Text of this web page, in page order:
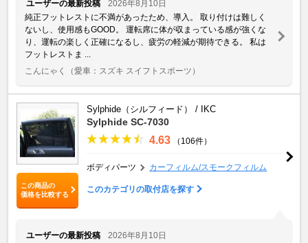
ユーザーの最新投稿
2026年8月10日
純正フットレストに不満があったため、導入。 取り付けは難しく
ないし、使用感もGOOD。 運転席に体が収まっている感が強くな
り、運転の楽しく正確になるし、疲労の軽減が期待できる。 私は
フットレストま ...
こんにゃく
（愛車：スズキ スイフトスポーツ）
この商品の
価格を比較する
Sylphide（シルフィード） / IKC
Sylphide SC-7030
4.63 （106件）
ボディパーツ カーフィルム/スモークフィルム
このカテゴリの取付店を探す
ユーザーの最新投稿
2026年8月10日